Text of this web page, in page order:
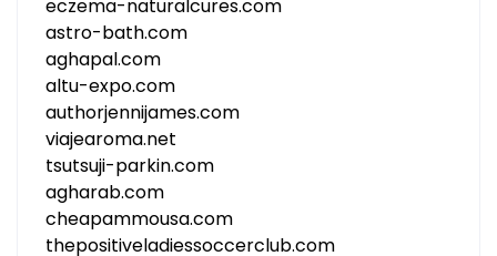
eczema-naturalcures.com
astro-bath.com
aghapal.com
altu-expo.com
authorjennijames.com
viajearoma.net
tsutsuji-parkin.com
agharab.com
cheapammousa.com
thepositiveladiessoccerclub.com